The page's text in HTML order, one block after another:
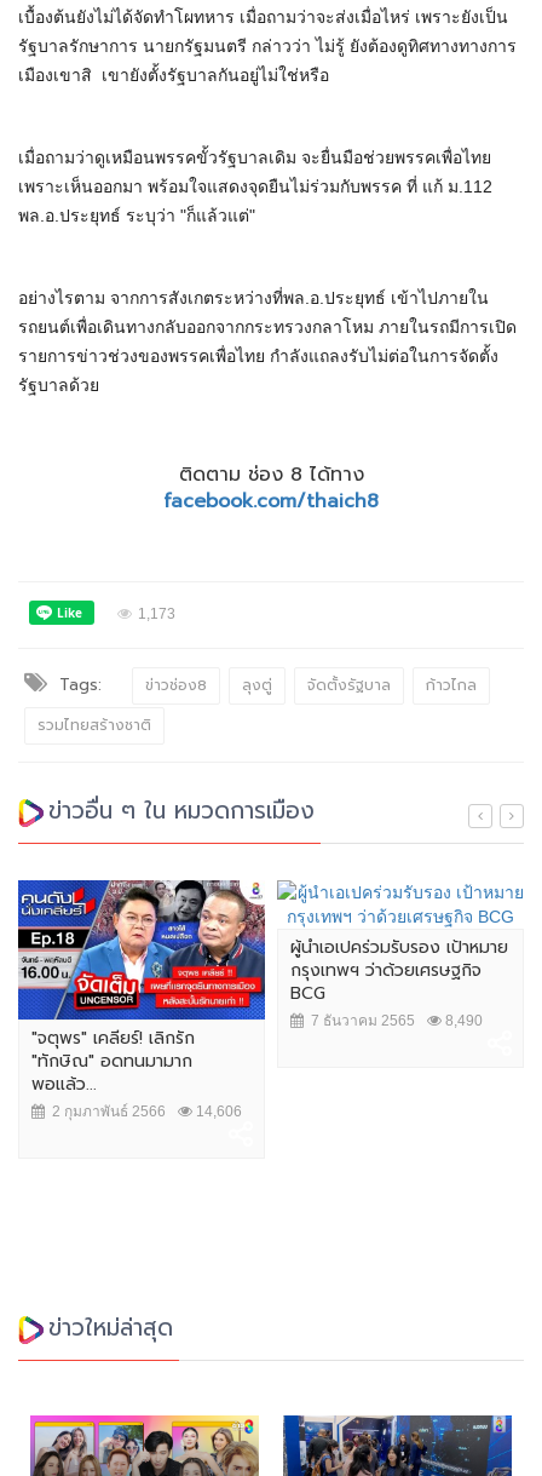
เบื้องต้นยังไม่ได้จัดทำโผทหาร เมื่อถามว่าจะส่งเมื่อไหร่ เพราะยังเป็น
รัฐบาลรักษาการ นายกรัฐมนตรี กล่าวว่า ไม่รู้ ยังต้องดูทิศทางทางการ
เมืองเขาสิ เขายังตั้งรัฐบาลกันอยู่ไม่ใช่หรือ
เมื่อถามว่าดูเหมือนพรรคขั้วรัฐบาลเดิม จะยื่นมือช่วยพรรคเพื่อไทย
เพราะเห็นออกมา พร้อมใจแสดงจุดยืนไม่ร่วมกับพรรค ที่ แก้ ม.112
พล.อ.ประยุทธ์ ระบุว่า "ก็แล้วแต่"
อย่างไรตาม จากการสังเกตระหว่างที่พล.อ.ประยุทธ์ เข้าไปภายใน
รถยนต์เพื่อเดินทางกลับออกจากกระทรวงกลาโหม ภายในรถมีการเปิด
รายการข่าวช่วงของพรรคเพื่อไทย กำลังแถลงรับไม่ต่อในการจัดตั้ง
รัฐบาลด้วย
ติดตาม ช่อง 8 ได้ทาง
facebook.com/thaich8
1,173
Tags: ข่าวช่อง8 ลุงตู่ จัดตั้งรัฐบาล
ก้าวไกล
รวมไทยสร้างชาติ
ข่าวอื่น ๆ ใน หมวดการเมือง
"จตุพร" เคลียร์! เลิกรัก
"ทักษิณ" อดทนมามาก
พอแล้ว...
2 กุมภาพันธ์ 2566 14,606
ผู้นำเอเปคร่วมรับรอง เป้าหมาย
กรุงเทพฯ ว่าด้วยเศรษฐกิจ
BCG
7 ธันวาคม 2565 8,490
ข่าวใหม่ล่าสุด